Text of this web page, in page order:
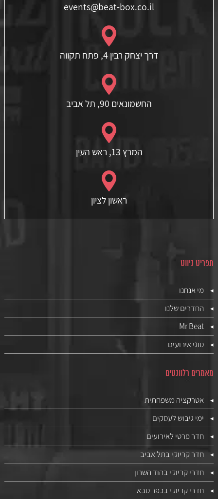
events@beat-box.co.il
דרך יצחק רבין 4, פתח תקווה
החשמונאים 90, תל אביב
המרץ 13, ראש העין
ראשון לציון
תפריט ניווט
מי אנחנו
החדרים שלנו
Mr Beat
סוגי אירועים
מאמרים רלוונטים
אטרקציה משפחתית
ימי גיבוש לעסקים
חדר פרטי לאירועים
חדר קריוקי בתל אביב
חדרי קריוקי בהוד השרון
חדרי קריוקי בכפר סבא